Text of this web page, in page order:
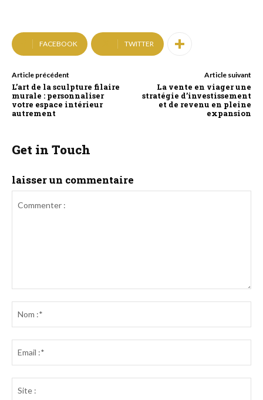
FACEBOOK TWITTER
Article précédent
L’art de la sculpture filaire
murale : personnaliser
votre espace intérieur
autrement
Article suivant
La vente en viager une
stratégie d’investissement
et de revenu en pleine
expansion
Get in Touch
laisser un commentaire